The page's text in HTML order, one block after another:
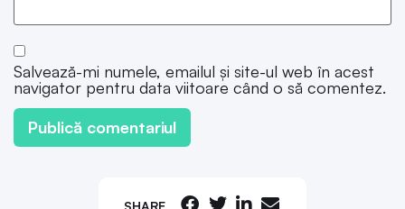
Salvează-mi numele, emailul și site-ul web în acest
navigator pentru data viitoare când o să comentez.